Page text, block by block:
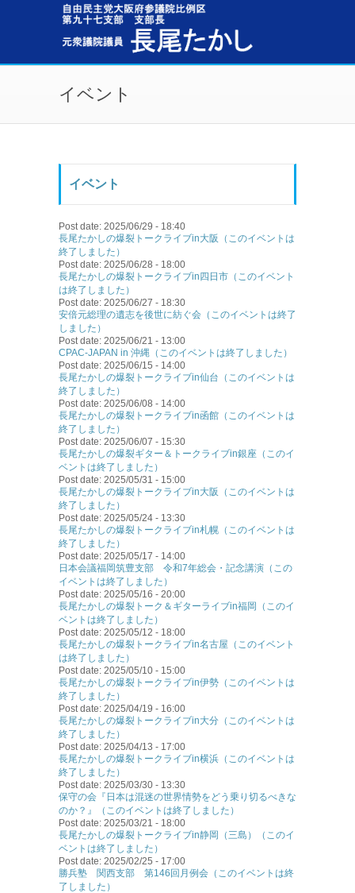
メインコンテンツに移動
イベント
イベント
Post date: 2025/06/29 - 18:40
長尾たかしの爆裂トークライブin大阪（このイベントは
終了しました）
Post date: 2025/06/28 - 18:00
長尾たかしの爆裂トークライブin四日市（このイベント
は終了しました）
Post date: 2025/06/27 - 18:30
安倍元総理の遺志を後世に紡ぐ会（このイベントは終了
しました）
Post date: 2025/06/21 - 13:00
CPAC-JAPAN in 沖縄（このイベントは終了しました）
Post date: 2025/06/15 - 14:00
長尾たかしの爆裂トークライブin仙台（このイベントは
終了しました）
Post date: 2025/06/08 - 14:00
長尾たかしの爆裂トークライブin函館（このイベントは
終了しました）
Post date: 2025/06/07 - 15:30
長尾たかしの爆裂ギター＆トークライブin銀座（このイ
ベントは終了しました）
Post date: 2025/05/31 - 15:00
長尾たかしの爆裂トークライブin大阪（このイベントは
終了しました）
Post date: 2025/05/24 - 13:30
長尾たかしの爆裂トークライブin札幌（このイベントは
終了しました）
Post date: 2025/05/17 - 14:00
日本会議福岡筑豊支部 令和7年総会・記念講演（この
イベントは終了しました）
Post date: 2025/05/16 - 20:00
長尾たかしの爆裂トーク＆ギターライブin福岡（このイ
ベントは終了しました）
Post date: 2025/05/12 - 18:00
長尾たかしの爆裂トークライブin名古屋（このイベント
は終了しました）
Post date: 2025/05/10 - 15:00
長尾たかしの爆裂トークライブin伊勢（このイベントは
終了しました）
Post date: 2025/04/19 - 16:00
長尾たかしの爆裂トークライブin大分（このイベントは
終了しました）
Post date: 2025/04/13 - 17:00
長尾たかしの爆裂トークライブin横浜（このイベントは
終了しました）
Post date: 2025/03/30 - 13:30
保守の会『日本は混迷の世界情勢をどう乗り切るべきな
のか？』（このイベントは終了しました）
Post date: 2025/03/21 - 18:00
長尾たかしの爆裂トークライブin静岡（三島）（このイ
ベントは終了しました）
Post date: 2025/02/25 - 17:00
勝兵塾 関西支部 第146回月例会（このイベントは終
了しました）